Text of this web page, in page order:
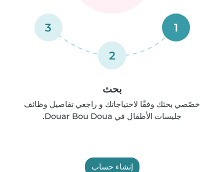
1
2
3
بحث
خصّصي بحثك وفقًا لاحتياجاتك و راجعي تفاصيل وظائف
جليسات الأطفال في Douar Bou Doua.
إنشاء حساب